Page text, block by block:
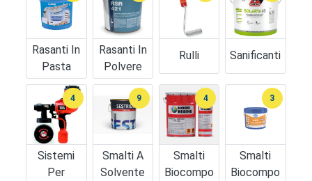
Rasanti In
Pasta
Rasanti In
Polvere
Rulli Sanificanti
Sistemi
Per
4
Smalti A
Solvente
9
Smalti
Biocompo
4
Smalti
Biocompo
3